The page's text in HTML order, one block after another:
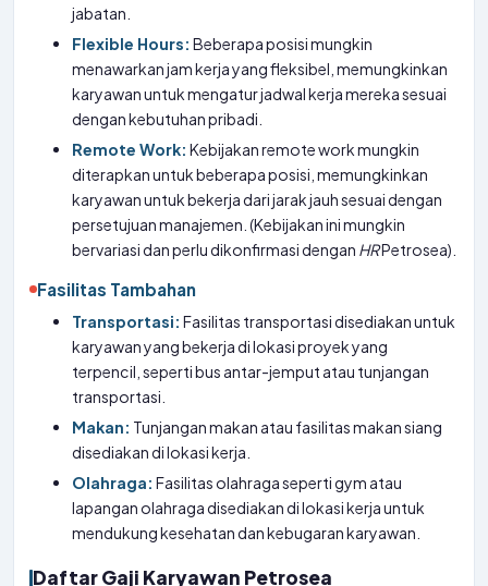
jabatan.
Flexible Hours: Beberapa posisi mungkin
menawarkan jam kerja yang fleksibel, memungkinkan
karyawan untuk mengatur jadwal kerja mereka sesuai
dengan kebutuhan pribadi.
Remote Work: Kebijakan remote work mungkin
diterapkan untuk beberapa posisi, memungkinkan
karyawan untuk bekerja dari jarak jauh sesuai dengan
persetujuan manajemen. (Kebijakan ini mungkin
bervariasi dan perlu dikonfirmasi dengan HRPetrosea).
Fasilitas Tambahan
Transportasi: Fasilitas transportasi disediakan untuk
karyawan yang bekerja di lokasi proyek yang
terpencil, seperti bus antar-jemput atau tunjangan
transportasi.
Makan: Tunjangan makan atau fasilitas makan siang
disediakan di lokasi kerja.
Olahraga: Fasilitas olahraga seperti gym atau
lapangan olahraga disediakan di lokasi kerja untuk
mendukung kesehatan dan kebugaran karyawan.
Daftar Gaji Karyawan Petrosea